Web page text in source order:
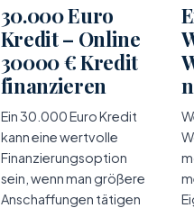
30.000 Euro
Kredit – Online
30000 € Kredit
finanzieren
Ein 30.000 Euro Kredit
kann eine wertvolle
Finanzierungsoption
sein, wenn man größere
Anschaffungen tätigen